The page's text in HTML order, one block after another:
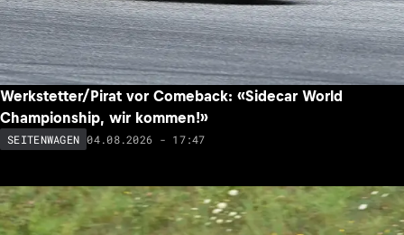
Werkstetter/Pirat vor Comeback: «Sidecar World
Championship, wir kommen!»
SEITENWAGEN 04.08.2026 - 17:47